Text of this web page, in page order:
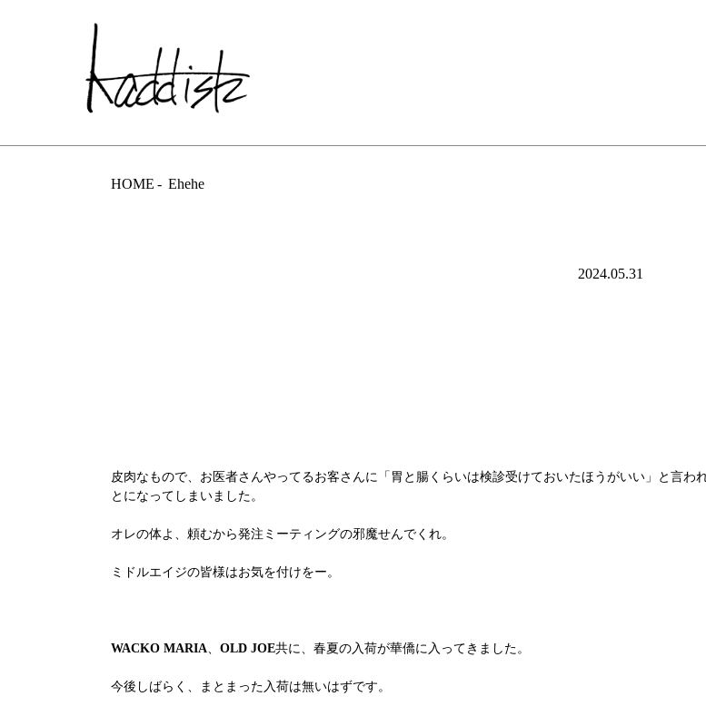
HOME Ehehe
2024.05.31
皮肉なもので、お医者さんやってるお客さんに「胃と腸くらいは検診受けておいたほうがいい」と言
とになってしまいました。
オレの体よ、頼むから発注ミーティングの邪魔せんでくれ。
ミドルエイジの皆様はお気を付けをー。
WACKO MARIA、 OLD JOE共に、春夏の入荷が華僑に入ってきました。
今後しばらく、まとまった入荷は無いはずです。